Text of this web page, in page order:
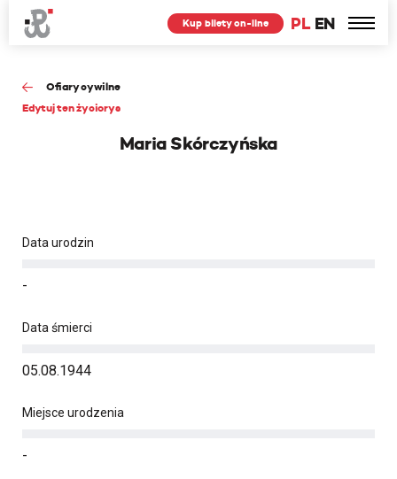
PL EN
Kup bilety on-line
Ofiary cywilne
Edytuj ten życiorys
Maria Skórczyńska
Data urodzin
-
Data śmierci
05.08.1944
Miejsce urodzenia
-